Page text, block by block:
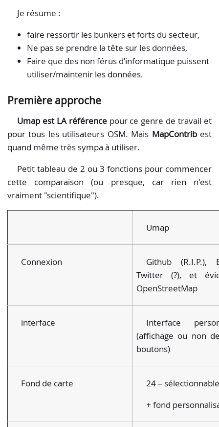
Je résume :
faire ressortir les bunkers et forts du secteur,
Ne pas se prendre la tête sur les données,
Faire que des non férus d’informatique puissent
utiliser/maintenir les données.
Première approche
Umap est LA référencepour ce genre de travail et
pour tous les utilisateurs OSM. Mais MapContribest
quand même très sympa à utiliser.
Petit tableau de 2 ou 3 fonctions pour commencer
cette comparaison (ou presque, car rien n'est
vraiment "scientifique").
Umap
Connexion
Github (R.I.P.),
Twitter (?), et
OpenStreetMap
interface
Interface
(affichage ou non
boutons)
Fond de carte
24 –
+ fond